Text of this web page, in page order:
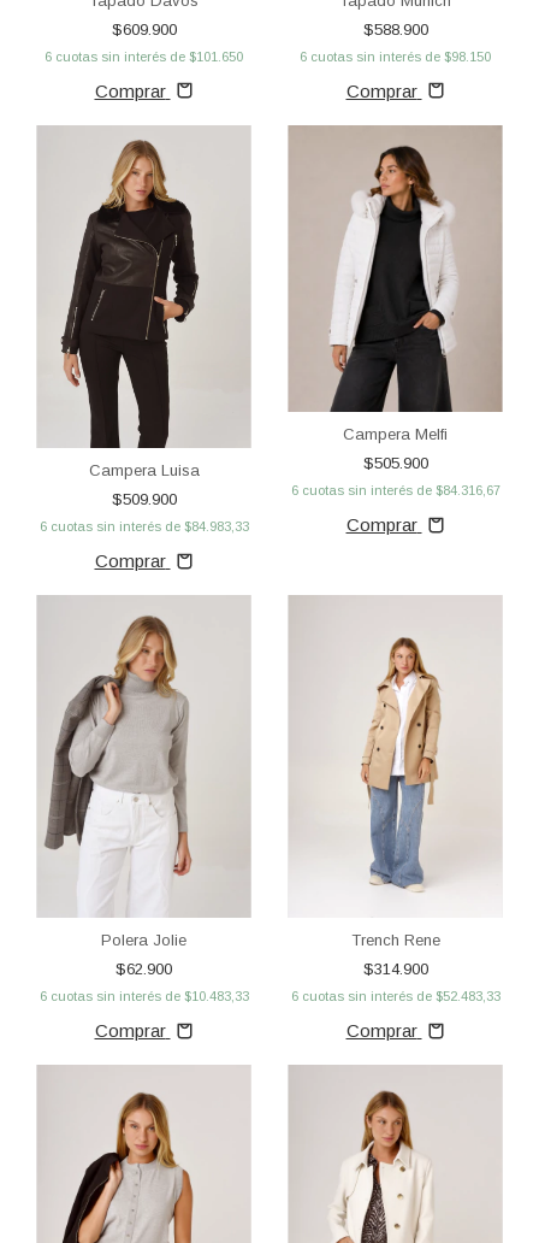
$609.900
6 cuotas sin interés de $101.650
Comprar
$588.900
6 cuotas sin interés de $98.150
Comprar
Campera Luisa
$509.900
6 cuotas sin interés de $84.983,33
Comprar
Campera Melfi
$505.900
6 cuotas sin interés de $84.316,67
Comprar
Polera Jolie
$62.900
6 cuotas sin interés de $10.483,33
Comprar
Trench Rene
$314.900
6 cuotas sin interés de $52.483,33
Comprar